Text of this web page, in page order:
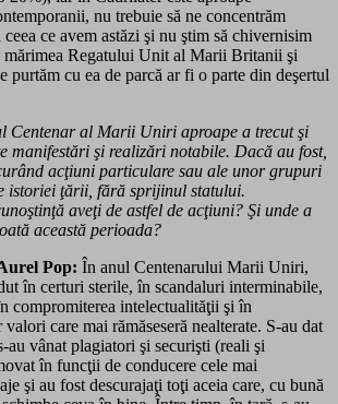
nu trebuie să ne concentrăm
ceea ce avem astăzi şi nu ştim să chivernisim
mărimea Regatului Unit al Marii Britanii şi
purtăm cu ea de parcă ar fi o parte din deşertul
Centenar al Marii Uniri aproape a trecut şi
manifestări şi reali­zări notabile. Dacă au fost,
acţiuni particulare sau ale unor grupuri
istoriei ţării, fără sprijinul statului.
aveţi de astfel de acţiuni? Şi unde a
această perioada?
Pop: În anul Centenarului Marii Uniri,
în certuri sterile, în scandaluri interminabile,
compromiterea intelectualităţii şi în
care mai rămăseseră nealterate. S-au dat
au vânat plagiatori şi securişti (reali şi
în funcţii de conducere cele mai
şi au fost descurajaţi toţi aceia care, cu bună